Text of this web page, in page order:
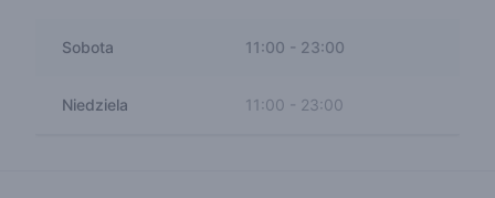
Sobota 11:00 - 23:00
Niedziela 11:00 - 23:00